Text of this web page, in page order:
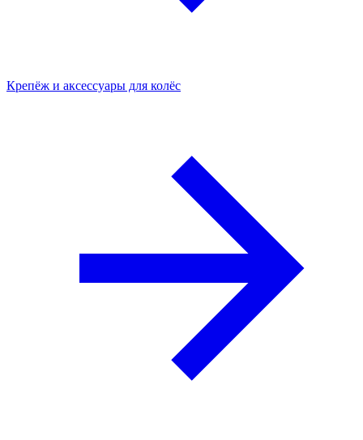
Крепёж и аксессуары для колёс